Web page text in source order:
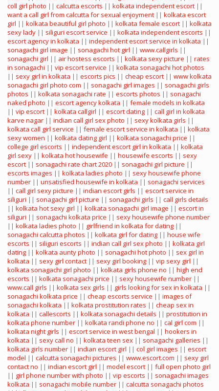
coll girl photo || calcutta escorts || kolkata independent escort ||
want a call girl from calcutta for sexual enjoyment || kolkata escort
girl || kolkata beautiful girl photo || kolkata female escort || kolkata
sexy lady || siliguri escort service || kolkata independent escorts ||
escort agency in kolkata || independent escort service in kolkata ||
sonagachi girl image || sonagachi hot girl || www.callgirls ||
sonagachi girl || air hostess escorts || kolkata sexy picture || rates
in sonagachi || vip escort service || kolkata sonagachi hot photos
|| sexy girl in kolkata || escorts pics || cheap escort || www kolkata
sonagachi girl photo com || sonagachi girl images || sonagachi girls
photos || kolkata sonagachi rate || escorts photos || sonagachi
naked photo || escort agency kolkata || female models in kolkata
|| vip escort || kolkata callgirl || escort dating || call girl in kolkata
karve nagar || indian call girl sex photo || sexy kolkata girls ||
kolkata call girl service || female escort service in kolkata || kolkata
sexy women || kolkata dating girl || kolkata sonagachi price ||
college girl escorts || independent escort girl in kolkata || kolkata
girl sexy || kolkata hot housewife || housewife escorts || sexy
escort || sonagachi rate chart 2020 || sonagachi girl picture ||
escorts images || kolkata ladies photo || sexy housewife phone
number || unsatisfied housewife in kolkata || sonagachi services
|| call girl sexy picture || indian escort girls || escort service in
siliguri || sonagachi girl picture || sonagachi girls || call girls details
|| kolkata hot sexy girl || kolkata sonagachi girl image || escort in
siliguri || sonagachi kolkata price || sexy housewife phone number
|| kolkata ladies photo || girlfriend in kolkata for dating ||
sonagachi calcutta photos || kolkata girl for dating || house wife
escorts || siliguri escorts || indian call girl sex photo || kolkata girl
dating || kolkata aunty photo || sonagachi hot photo || sex girl in
kolkata || sexy girl contact || sexy girl booking || vip sexy girl ||
kolkata sonagachi girl photo || kolkata girls phone no || high end
escorts || kolkata sonagachi price || sexy housewife number ||
www.call girls || kolkata sex girls || girls looking for sex in kolkata ||
sonagachi kolkata price || cheap escorts service || images of
sonagachi kolkata || kolkata prostitution rates || cheap sex in
kolkata || callescorts || kolkata sonagachi details || prostitution in
kolkata phone number || kolkata randi phone no || cal girl com ||
kolkata night girls || escort service in west bengal || hookers in
kolkata || sexy call no || kolkata teen sex || sonagachi galleries ||
kolkata girls number || indian escort girl || col girl images || escort
model || calcutta sonagachi pictures || www.escort.com || sexy girl
contact no || indian escort girl || model escort || full open photo girl
|| girl phone number with photo || vip escorts || sonagachi images
kolkata || sonagachi mobile number || calcutta sonagachi photos